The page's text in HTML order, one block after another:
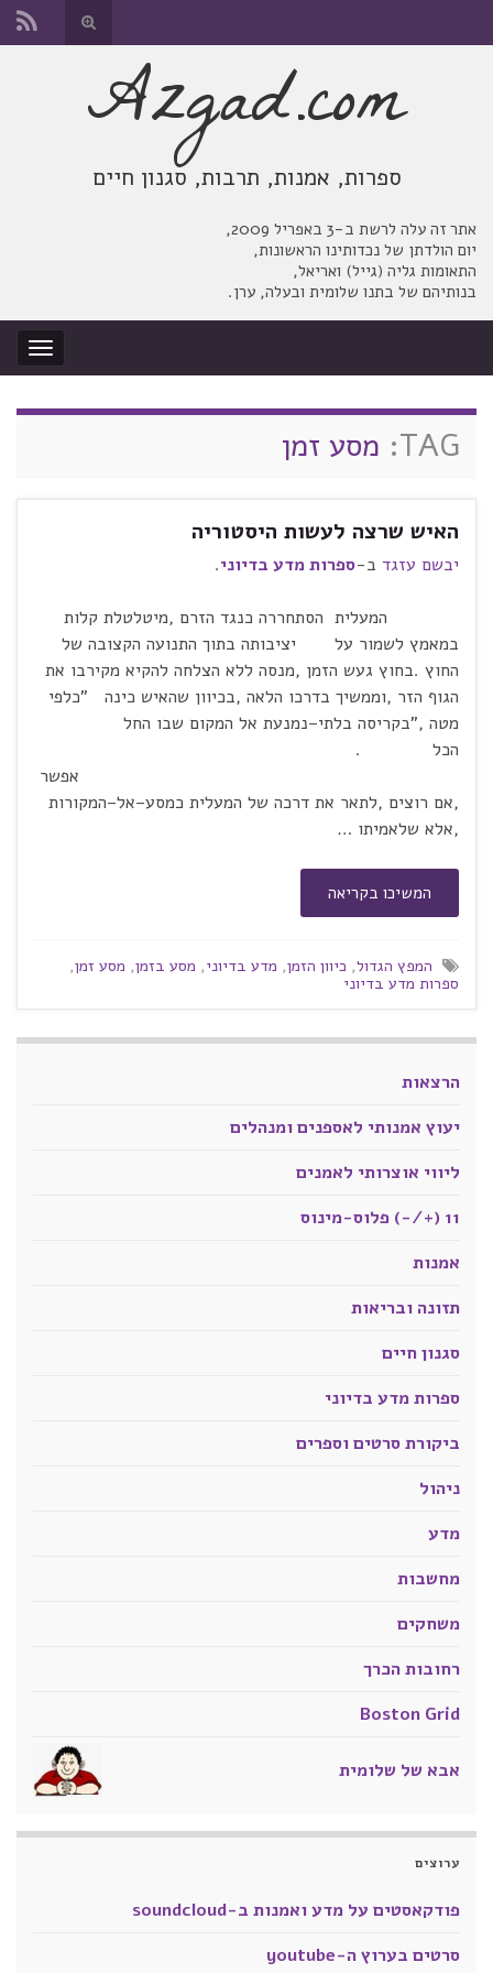
החלף
טופס
אתר זה עלה לרשת ב-3 באפריל 2009,
יום הולדתן של נכדותינו הראשונות,
התאומות גליה (גייל) ואריאל,
בנותיהם של בתנו שלומית ובעלה, ערן.
החלף
ניווט
Azgad.com
ספרות, אמנות, תרבות, סגנון חיים
TAG: מסע זמן
האיש שרצה לעשות היסטוריה
יבשם עזגד ב-ספרות מדע בדיוני.
המעלית הסתחררה כנגד הזרם ,מיטלטלת קלות
במאמץ לשמור על יציבותה בתוך התנועה הקצובה של
החוץ .בחוץ געש הזמן ,מנסה ללא הצלחה להקיא מקירבו את
הגוף הזר ,וממשיך בדרכו הלאה ,בכיוון שהאיש כינה "כלפי
מטה ,"בקריסה בלתי–נמנעת אל המקום שבו החל
הכל .
אפשר
,אם רוצים ,לתאר את דרכה של המעלית כמסע–אל–המקורות
,אלא שלאמיתו …
המשיכו בקריאה
המפץ הגדול, כיוון הזמן, מדע בדיוני, מסע בזמן, מסע זמן,
ספרות מדע בדיוני
הרצאות
יעוץ אמנותי לאספנים ומנהלים
ליווי אוצרותי לאמנים
11 (+/-) פלוס-מינוס
אמנות
תזונה ובריאות
סגנון חיים
ספרות מדע בדיוני
ביקורת סרטים וספרים
ניהול
מדע
מחשבות
משחקים
רחובות הכרך
Boston Grid
אבא של שלומית
ערוצים
פודקאסטים על מדע ואמנות ב-soundcloud
סרטים בערוץ ה-youtube